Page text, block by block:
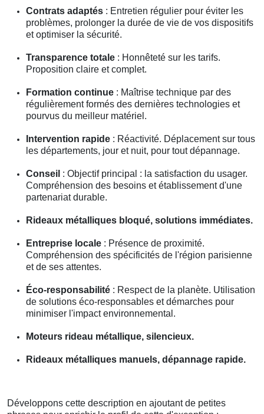
Contrats adaptés : Entretien régulier pour éviter les
problèmes, prolonger la durée de vie de vos dispositifs
et optimiser la sécurité.
Transparence totale : Honnêteté sur les tarifs.
Proposition claire et complet.
Formation continue : Maîtrise technique par des
régulièrement formés des dernières technologies et
pourvus du meilleur matériel.
Intervention rapide : Réactivité. Déplacement sur tous
les départements, jour et nuit, pour tout dépannage.
Conseil : Objectif principal : la satisfaction du usager.
Compréhension des besoins et établissement d'une
partenariat durable.
Rideaux métalliques bloqué, solutions immédiates.
Entreprise locale : Présence de proximité.
Compréhension des spécificités de l'région parisienne
et de ses attentes.
Éco-responsabilité : Respect de la planète. Utilisation
de solutions éco-responsables et démarches pour
minimiser l'impact environnemental.
Moteurs rideau métallique, silencieux.
Rideaux métalliques manuels, dépannage rapide.
Développons cette description en ajoutant de petites